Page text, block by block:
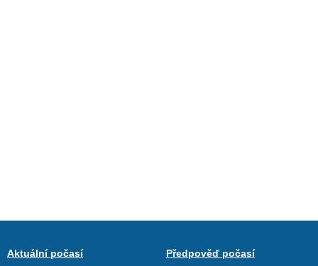
Aktuální počasí
Předpověď počasí